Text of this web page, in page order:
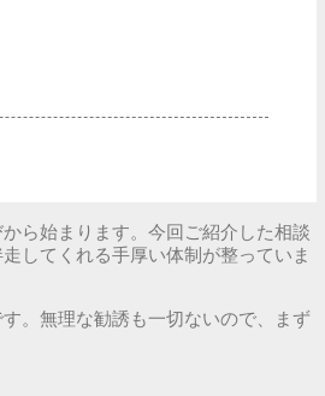
ら始まります。今回ご紹介した相談
してくれる手厚い体制が整っていま
。無理な勧誘も一切ないので、まず